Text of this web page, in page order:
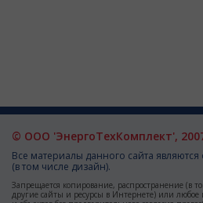
© ООО 'ЭнергоТехКомплект',
Все материалы данного сайта
(в том числе дизайн).
Запрещается копирование, распространение (в
другие сайты и ресурсы в Интернете) или